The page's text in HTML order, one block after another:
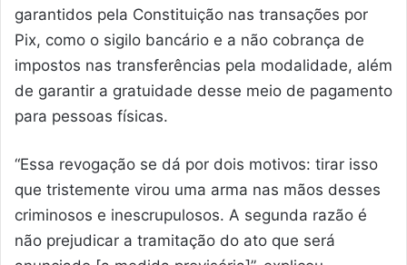
garantidos pela Constituição nas transações por
Pix, como o sigilo bancário e a não cobrança de
impostos nas transferências pela modalidade, além
de garantir a gratuidade desse meio de pagamento
para pessoas físicas.
“Essa revogação se dá por dois motivos: tirar isso
que tristemente virou uma arma nas mãos desses
criminosos e inescrupulosos. A segunda razão é
não prejudicar a tramitação do ato que será